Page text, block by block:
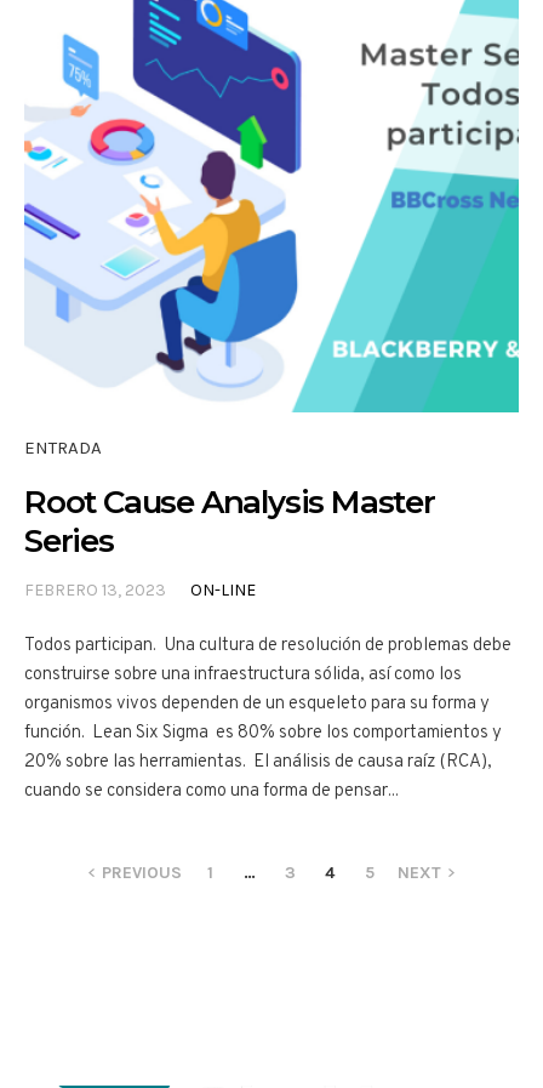
ENTRADA
Root Cause Analysis Master
Series
FEBRERO 13, 2023 ON-LINE
Todos participan. Una cultura de resolución de problemas debe
construirse sobre una infraestructura sólida, así como los
organismos vivos dependen de un esqueleto para su forma y
función. Lean Six Sigma es 80% sobre los comportamientos y
20% sobre las herramientas. El análisis de causa raíz (RCA),
cuando se considera como una forma de pensar...
PREVIOUS 1 … 3 4 5 NEXT